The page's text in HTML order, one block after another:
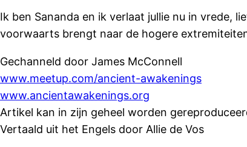
Ik ben Sananda en ik verlaat jullie nu in vrede,
voorwaarts brengt naar de hogere
Gechanneld door James McConnell
www.meetup.com/ancient-awakenings
www.ancientawakenings.org
Artikel kan in zijn geheel worden
Vertaald uit het Engels door Allie de Vos